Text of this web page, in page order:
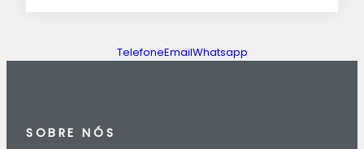
TelefoneEmailWhatsapp
SOBRE NÓS